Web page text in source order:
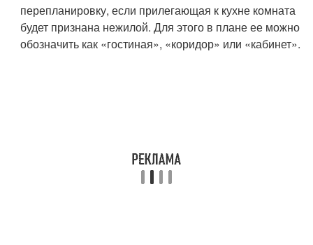
перепланировку, если прилегающая к кухне комната
будет признана нежилой. Для этого в плане ее можно
обозначить как «гостиная», «коридор» или «кабинет».